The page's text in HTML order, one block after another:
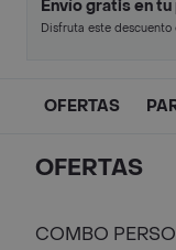
Envío gratis en
Disfruta este
OFERTAS
OFERTAS
COMBO